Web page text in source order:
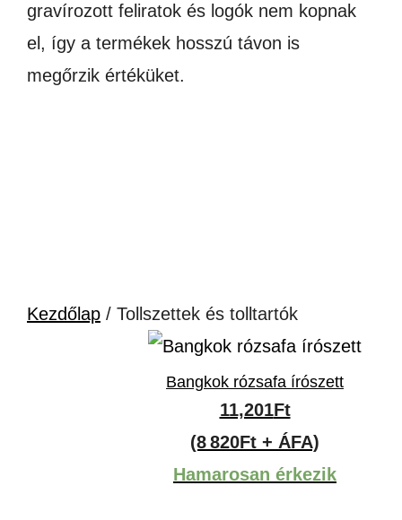
gravírozott feliratok és logók nem kopnak
el, így a termékek hosszú távon is
megőrzik értéküket.
Kezdőlap / Tollszettek és tolltartók
Bangkok rózsafa írószett
11,201Ft
(8 820Ft + ÁFA)
Hamarosan érkezik